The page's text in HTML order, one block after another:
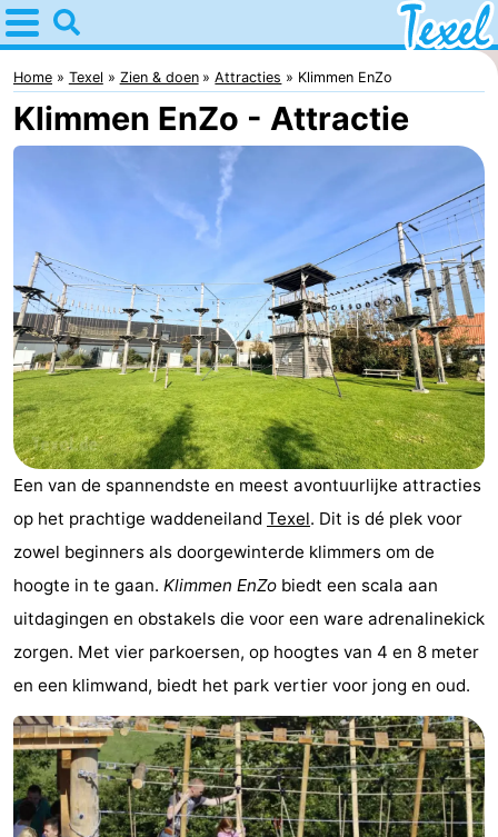
Home
Texel
Tips
Den
Burg
-
Den
Hoorn
-
De
Cocksdorp
-
De
Koog
-
Oudeschild
-
De
Waal
-
Oosterend
Natuur
Mooiste
uitkijkpunten
Overnachten
Appartementen
-
Home Texel Zien & doen Attracties Klimmen EnZo
Klimmen EnZo - Attractie
Een van de spannendste en meest avontuurlijke attracties
op het prachtige waddeneiland Texel. Dit is dé plek voor
zowel beginners als doorgewinterde klimmers om de
hoogte in te gaan. Klimmen EnZo biedt een scala aan
uitdagingen en obstakels die voor een ware adrenalinekick
zorgen. Met vier parkoersen, op hoogtes van 4 en 8 meter
en een klimwand, biedt het park vertier voor jong en oud.